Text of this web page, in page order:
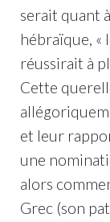
serait quant
hébraïque, «
réussirait à
Cette
et leur
une
alors
Grec (son